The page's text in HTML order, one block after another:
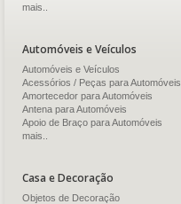
mais..
Automóveis e Veículos
Automóveis e Veículos
Acessórios / Peças para Automóveis
Amortecedor para Automóveis
Antena para Automóveis
Apoio de Braço para Automóveis
mais..
Casa e Decoração
Objetos de Decoração